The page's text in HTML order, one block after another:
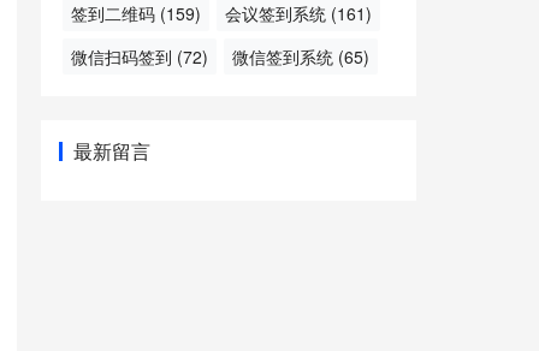
签到二维码(159) 会议签到系统(161)
微信扫码签到 (72) 微信签到系统(65)
最新留言